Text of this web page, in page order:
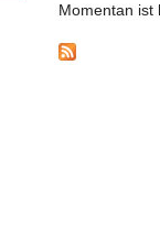
Momentan ist